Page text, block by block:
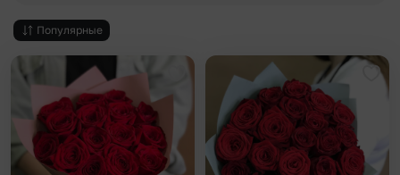
Популярные
Добавить в избранное